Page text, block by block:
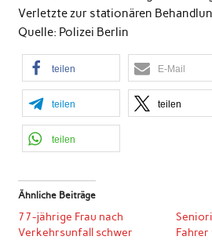
Verletzte zur stationären
Quelle: Polizei Berlin
teilen E-Mail
teilen teilen
teilen
Ähnliche Beiträge
77-jährige Frau nach
Verkehrsunfall schwer